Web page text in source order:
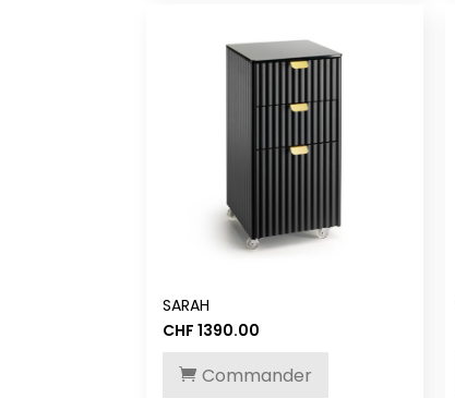
SARAH
CHF 1390.00
Commander